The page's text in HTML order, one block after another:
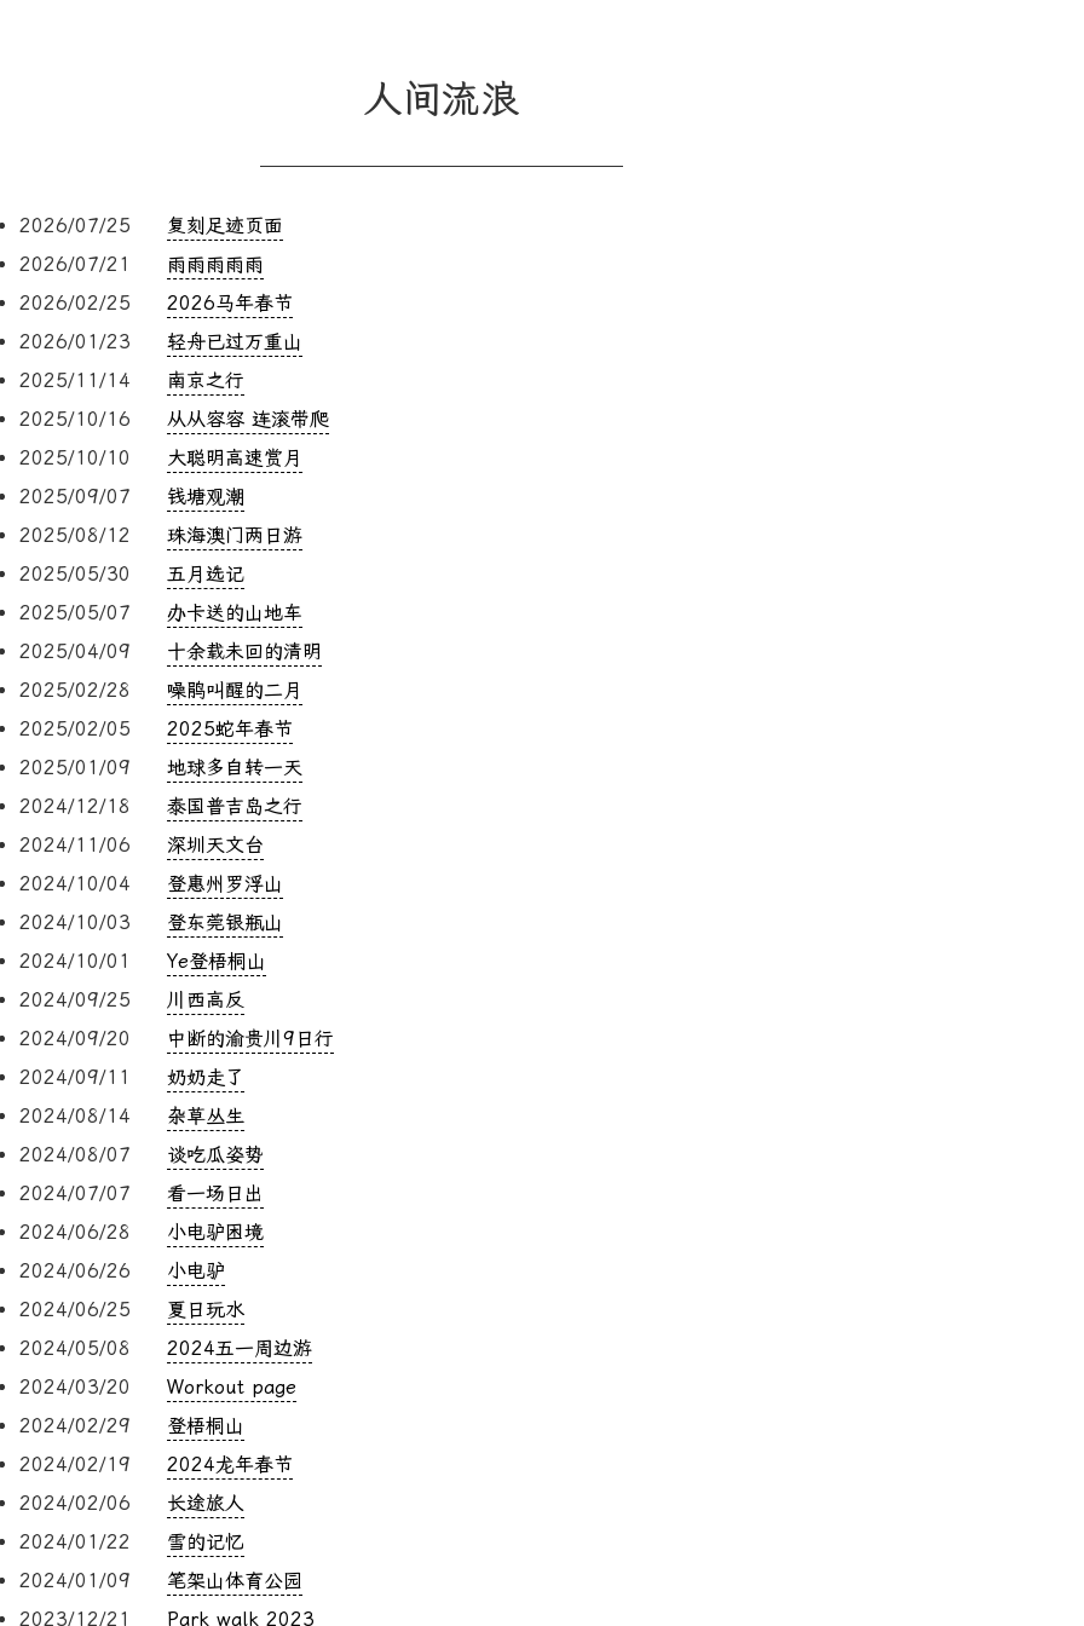
人间流浪
2026/07/25
复刻足迹页面
2026/07/21
雨雨雨雨雨
2026/02/25
2026马年春节
2026/01/23
轻舟已过万重山
2025/11/14
南京之行
2025/10/16
从从容容 连滚带爬
2025/10/10
大聪明高速赏月
2025/09/07
钱塘观潮
2025/08/12
珠海澳门两日游
2025/05/30
五月选记
2025/05/07
办卡送的山地车
2025/04/09
十余载未回的清明
2025/02/28
噪鹃叫醒的二月
2025/02/05
2025蛇年春节
2025/01/09
地球多自转一天
2024/12/18
泰国普吉岛之行
2024/11/06
深圳天文台
2024/10/04
登惠州罗浮山
2024/10/03
登东莞银瓶山
2024/10/01
Ye登梧桐山
2024/09/25
川西高反
2024/09/20
中断的渝贵川9日行
2024/09/11
奶奶走了
2024/08/14
杂草丛生
2024/08/07
谈吃瓜姿势
2024/07/07
看一场日出
2024/06/28
小电驴困境
2024/06/26
小电驴
2024/06/25
夏日玩水
2024/05/08
2024五一周边游
2024/03/20
Workout page
2024/02/29
登梧桐山
2024/02/19
2024龙年春节
2024/02/06
长途旅人
2024/01/22
雪的记忆
2024/01/09
笔架山体育公园
2023/12/21
Park walk 2023